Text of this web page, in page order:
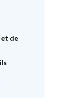
et de